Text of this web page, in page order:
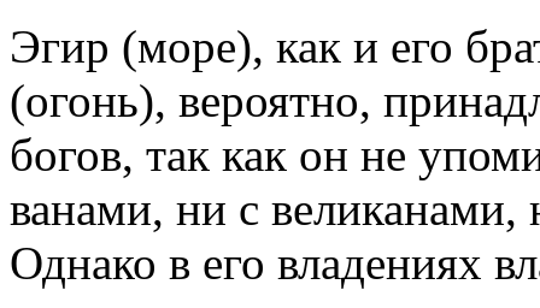
Эгир (море), как и его
(огонь), вероятно,
богов, так как он не
ванами, ни с
Однако в его владениях